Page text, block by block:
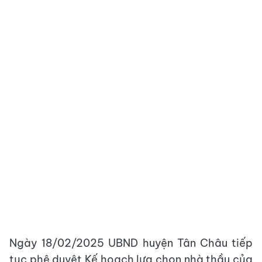
Ngày 18/02/2025 UBND huyện Tân Châu tiếp